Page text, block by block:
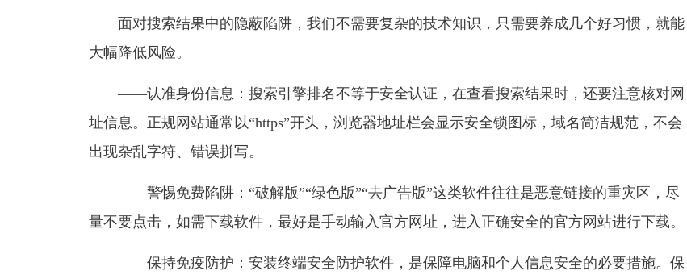
面对搜索结果中的隐蔽陷阱，我们不需要复杂的技术知识，只需要养成几个好习惯，就能
大幅降低风险。
——认准身份信息：搜索引擎排名不等于安全认证，在查看搜索结果时，还要注意核对网
址信息。正规网站通常以“https”开头，浏览器地址栏会显示安全锁图标，域名简洁规范，不会
出现杂乱字符、错误拼写。
——警惕免费陷阱：“破解版”“绿色版”“去广告版”这类软件往往是恶意链接的重灾区，尽
量不要点击，如需下载软件，最好是手动输入官方网址，进入正确安全的官方网站进行下载。
——保持免疫防护：安装终端安全防护软件，是保障电脑和个人信息安全的必要措施。保